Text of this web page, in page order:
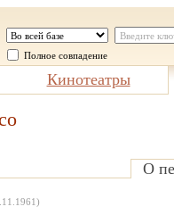
Полное совпадение
Кинотеатры
О